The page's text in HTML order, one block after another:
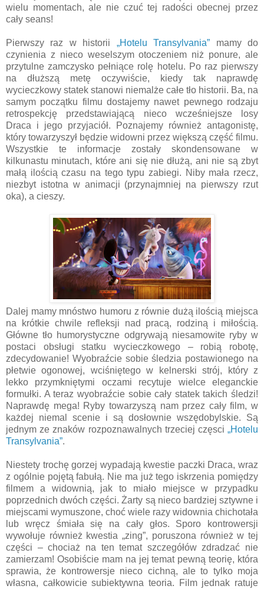
wielu momentach, ale nie czuć tej radości obecnej przez
cały seans!
Pierwszy raz w historii „Hotelu Transylvania” mamy do
czynienia z nieco weselszym otoczeniem niż ponure, ale
przytulne zamczysko pełniące rolę hotelu. Po raz pierwszy
na dłuższą metę oczywiście, kiedy tak naprawdę
wycieczkowy statek stanowi niemalże całe tło historii. Ba, na
samym początku filmu dostajemy nawet pewnego rodzaju
retrospekcję przedstawiającą nieco wcześniejsze losy
Draca i jego przyjaciół. Poznajemy również antagonistę,
który towarzyszył będzie widowni przez większą część filmu.
Wszystkie te informacje zostały skondensowane w
kilkunastu minutach, które ani się nie dłużą, ani nie są zbyt
małą ilością czasu na tego typu zabiegi. Niby mała rzecz,
niezbyt istotna w animacji (przynajmniej na pierwszy rzut
oka), a cieszy.
Dalej mamy mnóstwo humoru z równie dużą ilością miejsca
na krótkie chwile refleksji nad pracą, rodziną i miłością.
Główne tło humorystyczne odgrywają niesamowite ryby w
postaci obsługi statku wycieczkowego – robią robotę,
zdecydowanie! Wyobraźcie sobie śledzia postawionego na
płetwie ogonowej, wciśniętego w kelnerski strój, który z
lekko przymkniętymi oczami recytuje wielce eleganckie
formułki. A teraz wyobraźcie sobie cały statek takich śledzi!
Naprawdę mega! Ryby towarzyszą nam przez cały film, w
każdej niemal scenie i są dosłownie wszędobylskie. Są
jednym ze znaków rozpoznawalnych trzeciej częsci „Hotelu
Transylvania”.
Niestety trochę gorzej wypadają kwestie paczki Draca, wraz
z ogólnie pojętą fabułą. Nie ma już tego iskrzenia pomiędzy
filmem a widownią, jak to miało miejsce w przypadku
poprzednich dwóch części. Żarty są nieco bardziej sztywne i
miejscami wymuszone, choć wiele razy widownia chichotała
lub wręcz śmiała się na cały głos. Sporo kontrowersji
wywołuje również kwestia „zing”, poruszona również w tej
części – chociaż na ten temat szczegółów zdradzać nie
zamierzam! Osobiście mam na jej temat pewną teorię, która
sprawia, że kontrowersje nieco cichną, ale to tylko moja
własna, całkowicie subiektywna teoria. Film jednak ratuje